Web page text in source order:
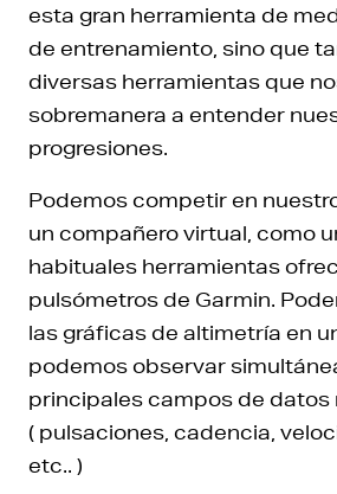
esta gran herramienta de
de entrenamiento, sino que
diversas herramientas que
sobremanera a entender
progresiones.
Podemos competir en
un compañero virtual, como
habituales herramientas
pulsómetros de Garmin.
las gráficas de altimetría en
podemos observar
principales campos de datos
( pulsaciones, cadencia,
etc.. )